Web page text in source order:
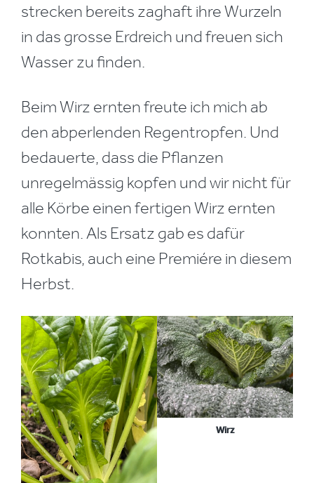
strecken bereits zaghaft ihre Wurzeln
in das grosse Erdreich und freuen sich
Wasser zu finden.
Beim Wirz ernten freute ich mich ab
den abperlenden Regentropfen. Und
bedauerte, dass die Pflanzen
unregelmässig kopfen und wir nicht für
alle Körbe einen fertigen Wirz ernten
konnten. Als Ersatz gab es dafür
Rotkabis, auch eine Premiére in diesem
Herbst.
Wirz